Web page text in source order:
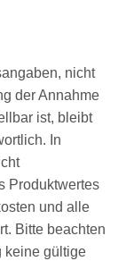
nicht
der Annahme
ist, bleibt
In
Produktwertes
und alle
Bitte beachten
keine gültige